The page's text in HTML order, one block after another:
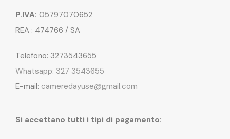
P.IVA: 05797070652
REA : 474766 / SA
Telefono: 3273543655
Whatsapp: 327 3543655
E-mail: cameredayuse@gmail.com
Si accettano tutti i tipi di pagamento: